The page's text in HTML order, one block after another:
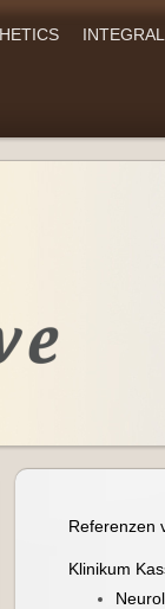
Referenzen
Klinikum